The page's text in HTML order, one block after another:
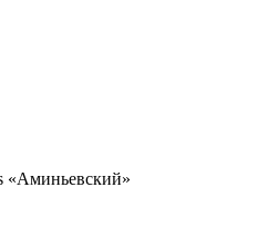
«Аминьевский»